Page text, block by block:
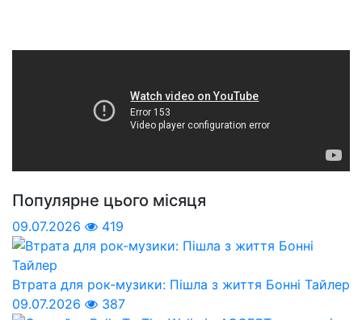
Популярне цього місяця
09.07.2026 419
Втрата для рок-музики: Пішла з життя Бонні Тайлер
09.07.2026
387